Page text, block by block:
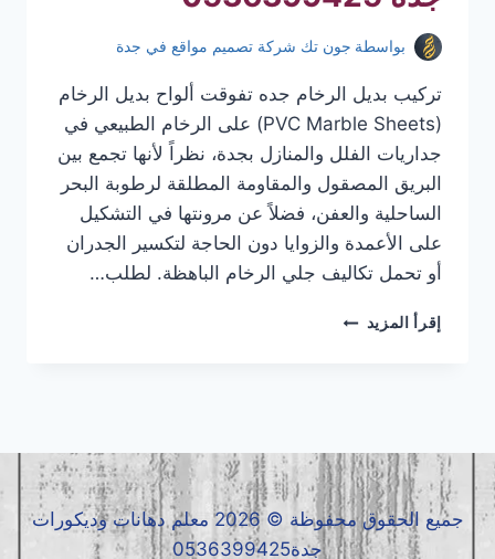
بواسطة جون تك شركة تصميم مواقع في جدة
تركيب بديل الرخام جده تفوقت ألواح بديل الرخام
(PVC Marble Sheets) على الرخام الطبيعي في
جداريات الفلل والمنازل بجدة، نظراً لأنها تجمع بين
البريق المصقول والمقاومة المطلقة لرطوبة البحر
الساحلية والعفن، فضلاً عن مرونتها في التشكيل
على الأعمدة والزوايا دون الحاجة لتكسير الجدران
أو تحمل تكاليف جلي الرخام الباهظة. لطلب…
إقرأ المزيد تركيب
بديل
الرخام
جده
|
بديل
جميع الحقوق محفوظة © 2026 معلم دهانات وديكورات
جدة0536399425